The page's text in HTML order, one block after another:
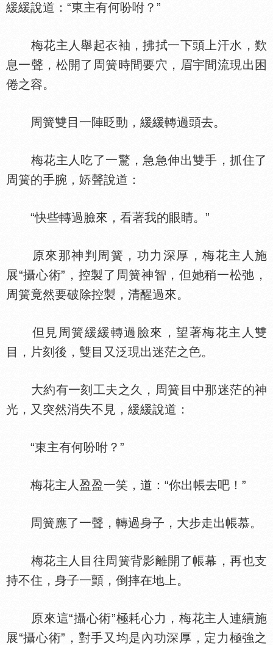
緩緩說道：“東主有何吩咐？”
梅花主人舉起 袖，拂拭一下頭上汗
，歎
息一聲，松開了周簧時間要穴，眉宇間流現出困
倦之容。
周簧雙目一陣眨動，緩緩轉過頭去。
梅花主人吃了一驚，急急伸出雙手，抓住了
周簧的手腕，
聲說道：
“快些轉過臉來，看著我的眼睛。”
原來那神判周簧，功力深厚，梅花主人施
展“攝心術”，控製了周簧神智，但她稍一松弛，
周簧竟然要破除控製，清醒過來。
但見周簧緩緩轉過臉來，望著梅花主人雙
目，片刻後，雙目又泛現出迷茫之
。
大約有一刻工夫之久，周簧目中那迷茫的神
光，又突然消失不見，緩緩說道：
“東主有何吩咐？”
梅花主人盈盈一笑，道：“你出帳去吧！”
周簧應了一聲，轉過身子，大步走出帳慕。
梅花主人目往周簧背影離開了帳幕，再也支
持不住，身子一顫，倒摔在地上。
原來這“攝心術”極耗心力，梅花主人連續施
展“攝心術”，對手又均是內功深厚，定力極強之